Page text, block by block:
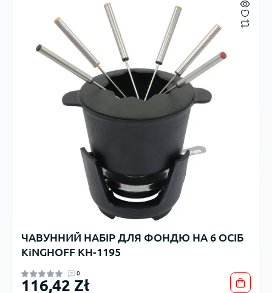
ЧАВУННИЙ НАБІР ДЛЯ ФОНДЮ НА 6 ОСІБ
KiNGHOFF KH-1195
0
116,42 Zł